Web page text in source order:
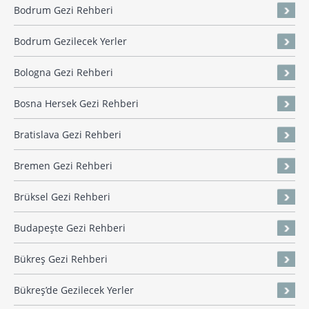
Bodrum Gezi Rehberi
Bodrum Gezilecek Yerler
Bologna Gezi Rehberi
Bosna Hersek Gezi Rehberi
Bratislava Gezi Rehberi
Bremen Gezi Rehberi
Brüksel Gezi Rehberi
Budapeşte Gezi Rehberi
Bükreş Gezi Rehberi
Bükreş’de Gezilecek Yerler